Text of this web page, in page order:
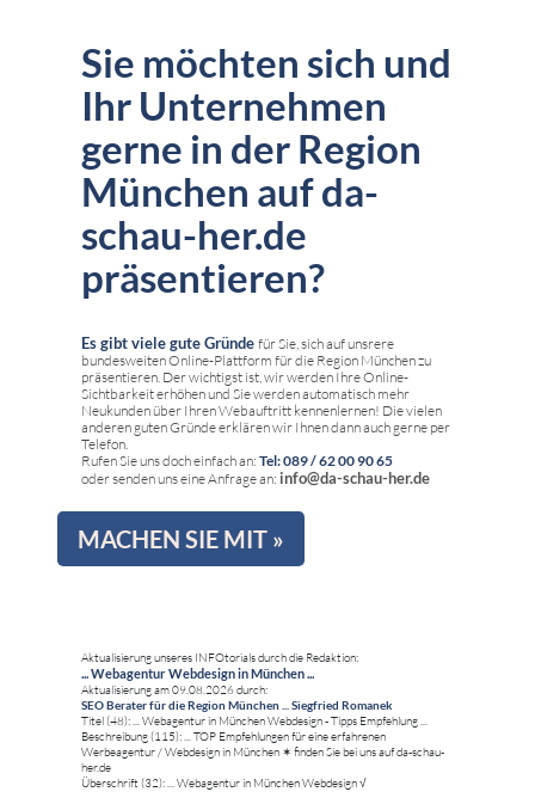
Sie möchten sich und
Ihr Unternehmen
gerne in der Region
München auf da-
schau-her.de
präsentieren?
Es gibt viele gute Gründe für Sie, sich auf unsrere
bundesweiten Online-Plattform für die Region München zu
präsentieren. Der wichtigst ist, wir werden Ihre Online-
Sichtbarkeit erhöhen und Sie werden automatisch mehr
Neukunden über Ihren Webauftritt kennenlernen! Die vielen
anderen guten Gründe erklären wir Ihnen dann auch gerne per
Telefon.
Rufen Sie uns doch einfach an: Tel: 089 / 62 00 90 65
oder senden uns eine Anfrage an: info@da-schau-her.de
MACHEN SIE MIT »
Aktualisierung unseres INFOtorials durch die Redaktion:
... Webagentur Webdesign in München ...
Aktualisierung am 09.08.2026 durch:
SEO Berater für die Region München ... Siegfried Romanek
Titel (48): ... Webagentur in München Webdesign - Tipps Empfehlung ...
Beschreibung (115): ... TOP Empfehlungen für eine erfahrenen
Werbeagentur / Webdesign in München ✶ finden Sie bei uns auf da-schau-
her.de
Überschrift (32): ... Webagentur in München Webdesign √